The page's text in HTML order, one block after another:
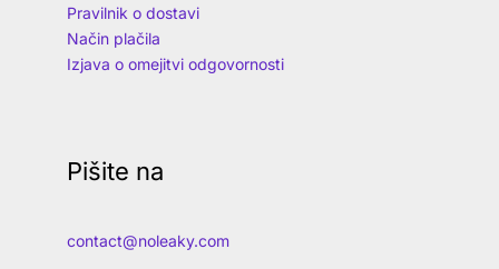
Pravilnik o dostavi
Način plačila
Izjava o omejitvi odgovornosti
Pišite na
contact@noleaky.com